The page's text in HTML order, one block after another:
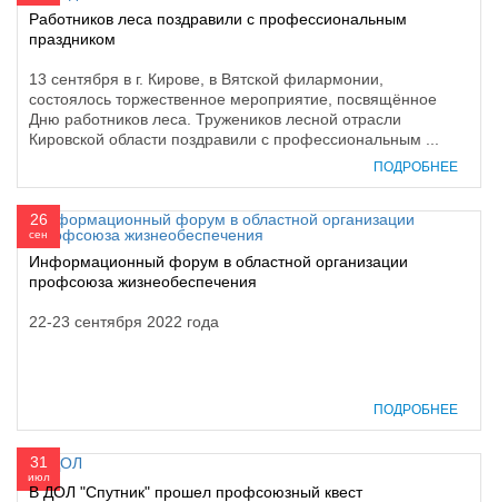
Работников леса поздравили с профессиональным
праздником
13 сентября в г. Кирове, в Вятской филармонии,
состоялось торжественное мероприятие, посвящённое
Дню работников леса. Тружеников лесной отрасли
Кировской области поздравили с профессиональным ...
ПОДРОБНЕЕ
26
сен
Информационный форум в областной организации
профсоюза жизнеобеспечения
22-23 сентября 2022 года
ПОДРОБНЕЕ
31
июл
В ДОЛ "Спутник" прошел профсоюзный квест